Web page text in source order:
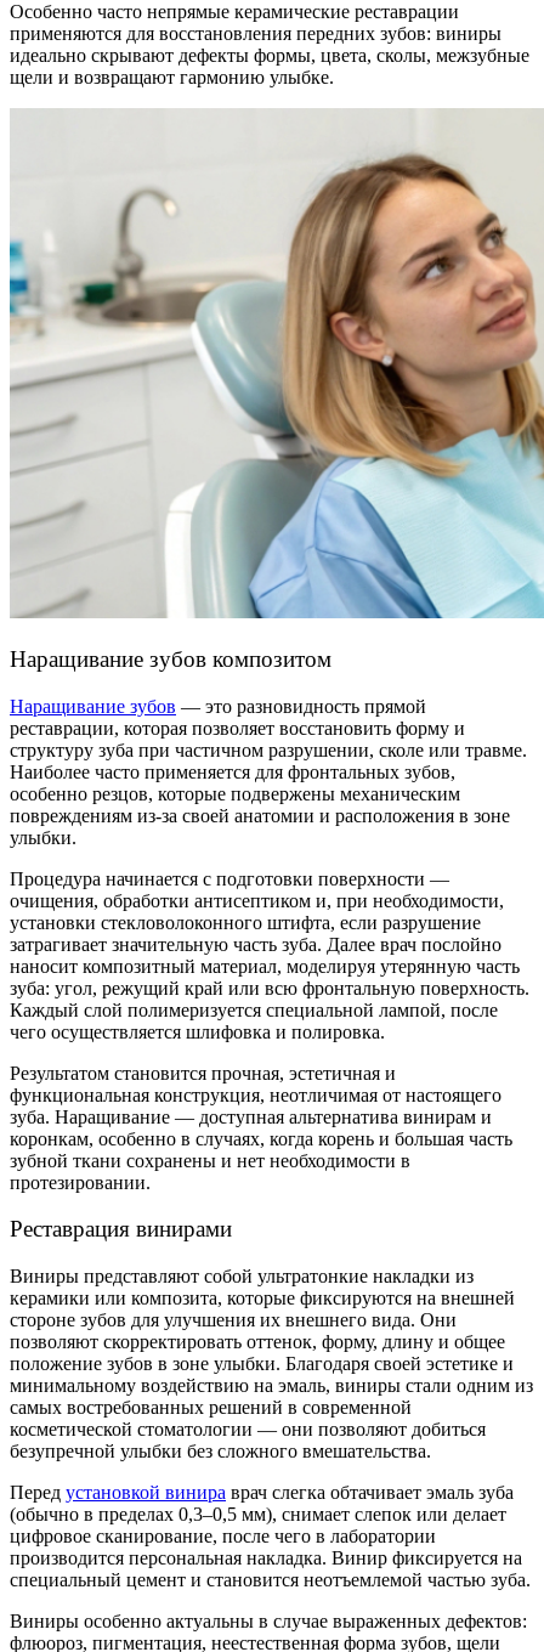
Особенно часто непрямые керамические реставрации
применяются для восстановления передних зубов: виниры
идеально скрывают дефекты формы, цвета, сколы, межзубные
щели и возвращают гармонию улыбке.
Наращивание зубов композитом
Наращивание зубов — это разновидность прямой
реставрации, которая позволяет восстановить форму и
структуру зуба при частичном разрушении, сколе или травме.
Наиболее часто применяется для фронтальных зубов,
особенно резцов, которые подвержены механическим
повреждениям из-за своей анатомии и расположения в зоне
улыбки.
Процедура начинается с подготовки поверхности —
очищения, обработки антисептиком и, при необходимости,
установки стекловолоконного штифта, если разрушение
затрагивает значительную часть зуба. Далее врач послойно
наносит композитный материал, моделируя утерянную часть
зуба: угол, режущий край или всю фронтальную поверхность.
Каждый слой полимеризуется специальной лампой, после
чего осуществляется шлифовка и полировка.
Результатом становится прочная, эстетичная и
функциональная конструкция, неотличимая от настоящего
зуба. Наращивание — доступная альтернатива винирам и
коронкам, особенно в случаях, когда корень и большая часть
зубной ткани сохранены и нет необходимости в
протезировании.
Реставрация винирами
Виниры представляют собой ультратонкие накладки из
керамики или композита, которые фиксируются на внешней
стороне зубов для улучшения их внешнего вида. Они
позволяют скорректировать оттенок, форму, длину и общее
положение зубов в зоне улыбки. Благодаря своей эстетике и
минимальному воздействию на эмаль, виниры стали одним из
самых востребованных решений в современной
косметической стоматологии — они позволяют добиться
безупречной улыбки без сложного вмешательства.
Перед установкой винира врач слегка обтачивает эмаль зуба
(обычно в пределах 0,3–0,5 мм), снимает слепок или делает
цифровое сканирование, после чего в лаборатории
производится персональная накладка. Винир фиксируется на
специальный цемент и становится неотъемлемой частью зуба.
Виниры особенно актуальны в случае выраженных дефектов:
флюороз, пигментация, неестественная форма зубов, щели